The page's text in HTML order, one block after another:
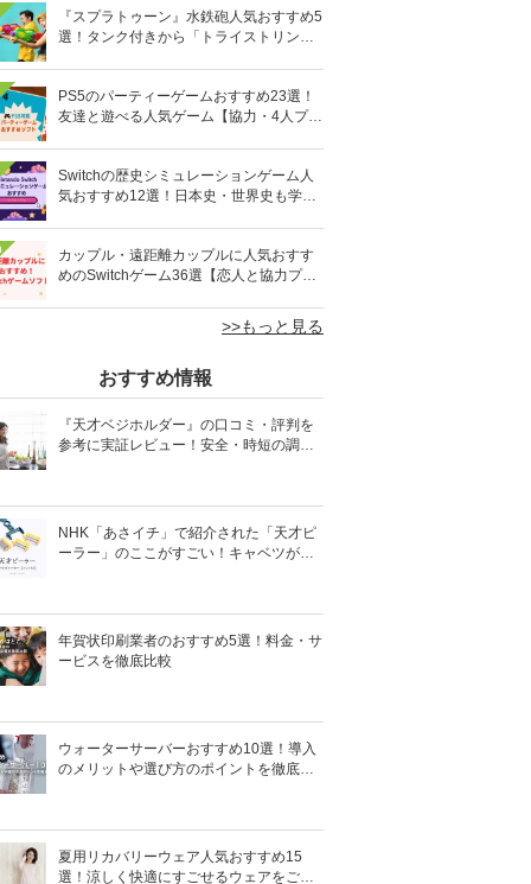
『スプラトゥーン』水鉄砲人気おすすめ5
選！タンク付きから「トライストリンガ
PS5のパーティーゲームおすすめ23選！
友達と遊べる人気ゲーム【協力・4人プレ
Switchの歴史シミュレーションゲーム人
気おすすめ12選！日本史・世界史も学べ
カップル・遠距離カップルに人気おすす
めのSwitchゲーム36選【恋人と協力プレ
>>もっと見る
おすすめ情報
『天才ベジホルダー』の口コミ・評判を
参考に実証レビュー！安全・時短の調理
NHK「あさイチ」で紹介された「天才ピ
ーラー」のここがすごい！キャベツがほ
年賀状印刷業者のおすすめ5選！料金・サ
ービスを徹底比較
ウォーターサーバーおすすめ10選！導入
のメリットや選び方のポイントを徹底解
夏用リカバリーウェア人気おすすめ15
選！涼しく快適にすごせるウェアをご紹